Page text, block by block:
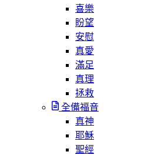
喜樂
盼望
安慰
真愛
滿足
真理
拯救
全備福音
真神
耶穌
聖經